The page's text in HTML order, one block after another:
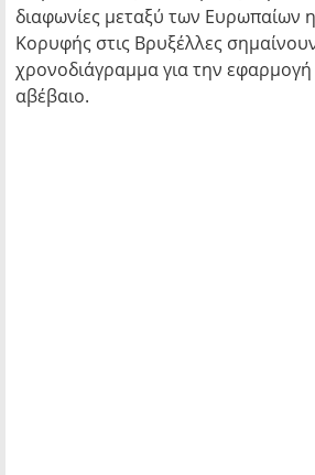
διαφωνίες μεταξύ των Ευρωπαίων
Κορυφής στις Βρυξέλλες
χρονοδιάγραμμα για την
αβέβαιο.